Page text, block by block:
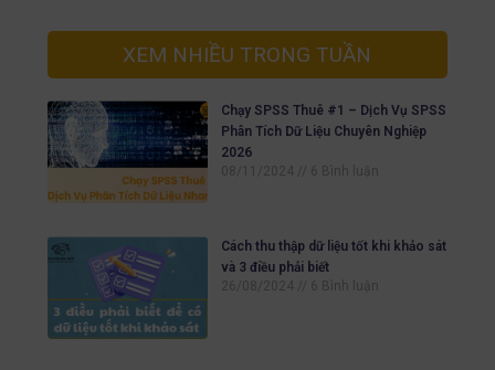
XEM NHIỀU TRONG TUẦN
Chạy SPSS Thuê #1 – Dịch Vụ SPSS
Phân Tích Dữ Liệu Chuyên Nghiệp
2026
08/11/2024
6 Bình luận
Cách thu thập dữ liệu tốt khi khảo sát
và 3 điều phải biết
26/08/2024
6 Bình luận